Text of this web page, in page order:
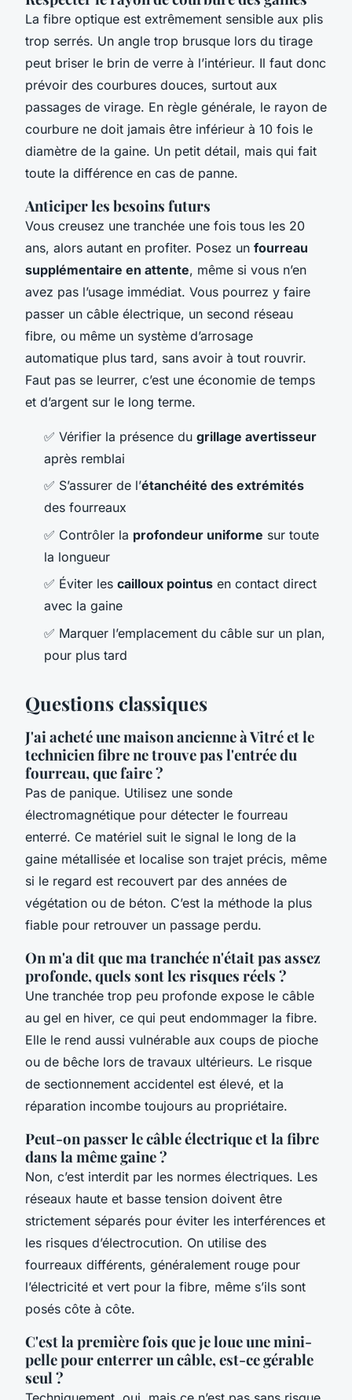
La fibre optique est extrêmement sensible aux plis
trop serrés. Un angle trop brusque lors du tirage
peut briser le brin de verre à l’intérieur. Il faut donc
prévoir des courbures douces, surtout aux
passages de virage. En règle générale, le rayon de
courbure ne doit jamais être inférieur à 10 fois le
diamètre de la gaine. Un petit détail, mais qui fait
toute la différence en cas de panne.
Anticiper les besoins futurs
Vous creusez une tranchée une fois tous les 20
ans, alors autant en profiter. Posez un fourreau
supplémentaire en attente, même si vous n’en
avez pas l’usage immédiat. Vous pourrez y faire
passer un câble électrique, un second réseau
fibre, ou même un système d’arrosage
automatique plus tard, sans avoir à tout rouvrir.
Faut pas se leurrer, c’est une économie de temps
et d’argent sur le long terme.
✅ Vérifier la présence du grillage avertisseur
après remblai
✅ S’assurer de l’étanchéité des extrémités
des fourreaux
✅ Contrôler la profondeur uniforme sur toute
la longueur
✅ Éviter les cailloux pointus en contact direct
avec la gaine
✅ Marquer l’emplacement du câble sur un plan,
pour plus tard
Questions classiques
J'ai acheté une maison ancienne à Vitré et le
technicien fibre ne trouve pas l'entrée du
fourreau, que faire ?
Pas de panique. Utilisez une sonde
électromagnétique pour détecter le fourreau
enterré. Ce matériel suit le signal le long de la
gaine métallisée et localise son trajet précis, même
si le regard est recouvert par des années de
végétation ou de béton. C’est la méthode la plus
fiable pour retrouver un passage perdu.
On m'a dit que ma tranchée n'était pas assez
profonde, quels sont les risques réels ?
Une tranchée trop peu profonde expose le câble
au gel en hiver, ce qui peut endommager la fibre.
Elle le rend aussi vulnérable aux coups de pioche
ou de bêche lors de travaux ultérieurs. Le risque
de sectionnement accidentel est élevé, et la
réparation incombe toujours au propriétaire.
Peut-on passer le câble électrique et la fibre
dans la même gaine ?
Non, c’est interdit par les normes électriques. Les
réseaux haute et basse tension doivent être
strictement séparés pour éviter les interférences et
les risques d’électrocution. On utilise des
fourreaux différents, généralement rouge pour
l’électricité et vert pour la fibre, même s’ils sont
posés côte à côte.
C'est la première fois que je loue une mini-
pelle pour enterrer un câble, est-ce gérable
seul ?